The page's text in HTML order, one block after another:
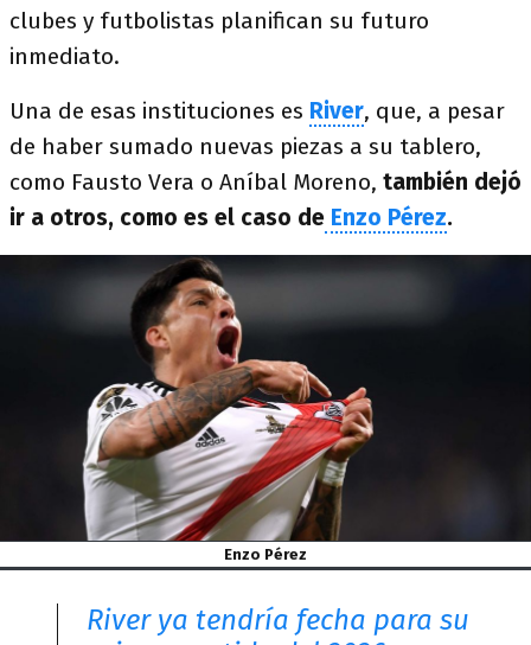
clubes y futbolistas planifican su futuro
inmediato.
Una de esas instituciones es River, que, a pesar
de haber sumado nuevas piezas a su tablero,
como Fausto Vera o Aníbal Moreno, también dejó
ir a otros, como es el caso de Enzo Pérez.
Enzo Pérez
River ya tendría fecha para su